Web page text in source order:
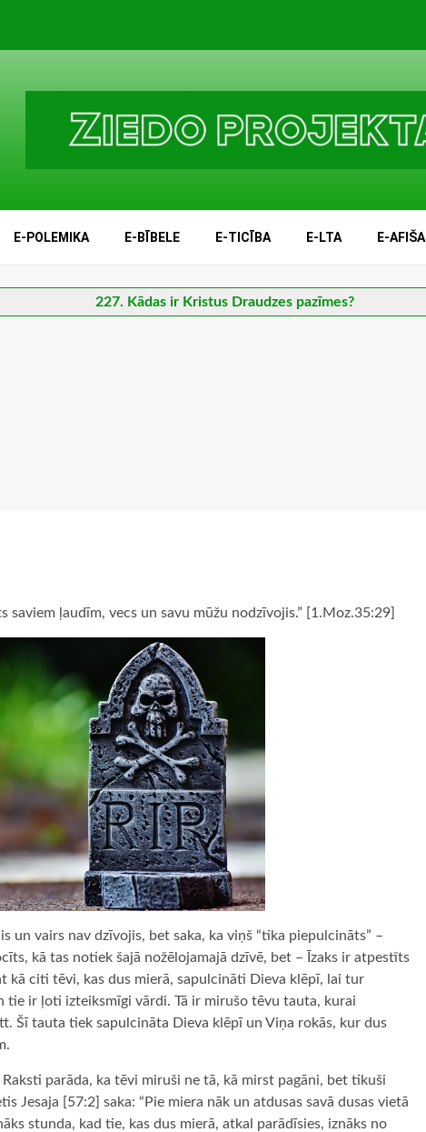
E-POLEMIKA E-BĪBELE E-TICĪBA E-LTA E-AFIŠA
227. Kādas ir Kristus Draudzes pazīmes?
ļaudīm, vecs un savu mūžu nodzīvojis.” [1.Moz.35:29]
un vairs nav dzīvojis, bet saka, ka viņš “tika piepulcināts” –
kā tas notiek šajā nožēlojamajā dzīvē, bet – Īzaks ir atpestīts
kā citi tēvi, kas dus mierā, sapulcināti Dieva klēpī, lai tur
tie ir ļoti izteiksmīgi vārdi. Tā ir mirušo tēvu tauta, kurai
Šī tauta tiek sapulcināta Dieva klēpī un Viņa rokās, kur dus
parāda, ka tēvi miruši ne tā, kā mirst pagāni, bet tikuši
Jesaja [57:2] saka: “Pie miera nāk un atdusas savā dusas vietā
stunda, kad tie, kas dus mierā, atkal parādīsies, iznāks no